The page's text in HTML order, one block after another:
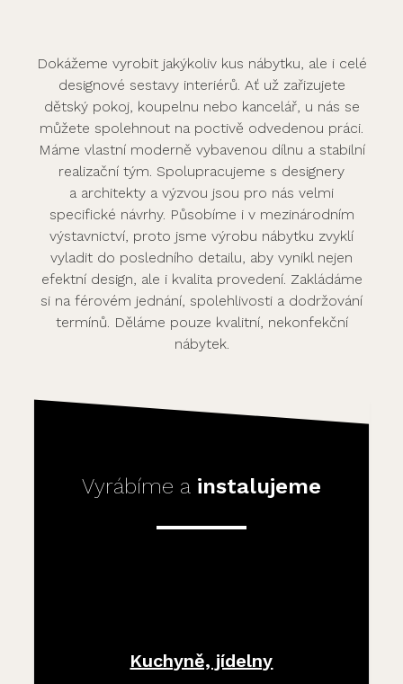
Dokážeme vyrobit jakýkoliv kus nábytku, ale i celé
designové sestavy interiérů. Ať už zařizujete
dětský pokoj, koupelnu nebo kancelář, u nás se
můžete spolehnout na poctivě odvedenou práci.
Máme vlastní moderně vybavenou dílnu a stabilní
realizační tým. Spolupracujeme s designery
a architekty a výzvou jsou pro nás velmi
specifické návrhy. Působíme i v mezinárodním
výstavnictví, proto jsme výrobu nábytku zvyklí
vyladit do posledního detailu, aby vynikl nejen
efektní design, ale i kvalita provedení. Zakládáme
si na férovém jednání, spolehlivosti a dodržování
termínů. Děláme pouze kvalitní, nekonfekční
nábytek.
Vyrábíme a instalujeme
Kuchyně, jídelny